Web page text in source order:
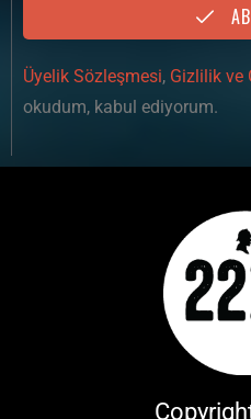
Üyelik Sözleşmesi, Gizlilik ve
okudum, kabul ediyorum.